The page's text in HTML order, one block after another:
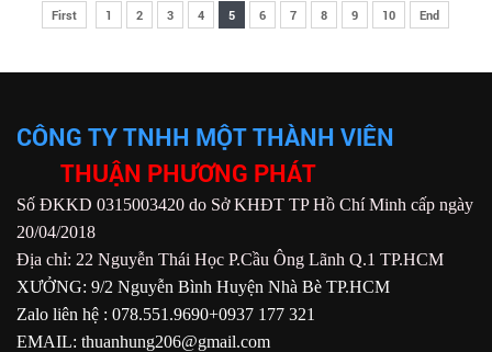
First 1 2 3 4 5 6 7 8 9 10 End
CÔNG TY TNHH MỘT THÀNH VIÊN
THUẬN PHƯƠNG PHÁT
Số ĐKKD 0315003420 do Sở KHĐT TP Hồ Chí Minh cấp ngày
20/04/2018
Địa chỉ: 22 Nguyễn Thái Học P.Cầu Ông Lãnh Q.1 TP.HCM
XƯỞNG: 9/2 Nguyễn Bình Huyện Nhà Bè TP.HCM
Zalo liên hệ : 078.551.9690+0937 177 321
EMAIL: thuanhung206@gmail.com